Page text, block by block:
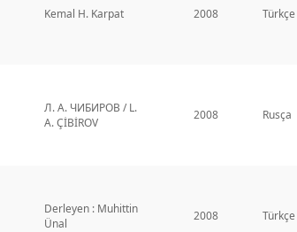
Kemal H. Karpat 2008 Türkçe
Л. А. ЧИБИРОВ / L.
A. ÇİBİROV
2008 Rusça
Derleyen : Muhittin
Ünal
2008 Türkçe